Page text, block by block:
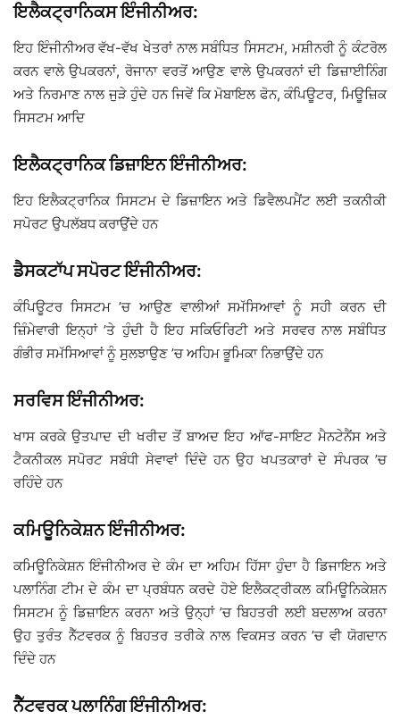
ਇਲੈਕਟ੍ਰਾਨਿਕਸ ਇੰਜੀਨੀਅਰ:
ਇਹ ਇੰਜੀਨੀਅਰ ਵੱਖ-ਵੱਖ ਖੇਤਰਾਂ ਨਾਲ ਸਬੰਧਿਤ ਸਿਸਟਮ, ਮਸ਼ੀਨਰੀ ਨੂੰ ਕੰਟਰੋਲ
ਕਰਨ ਵਾਲੇ ਉਪਕਰਨਾਂ, ਰੋਜਾਨਾ ਵਰਤੋਂ ਆਉਣ ਵਾਲੇ ਉਪਕਰਨਾਂ ਦੀ ਡਿਜ਼ਾਈਨਿੰਗ
ਅਤੇ ਨਿਰਮਾਣ ਨਾਲ ਜੁੜੇ ਹੁੰਦੇ ਹਨ ਜਿਵੇਂ ਕਿ ਮੋਬਾਇਲ ਫੋਨ, ਕੰਪਿਊਟਰ, ਮਿਊਜ਼ਿਕ
ਸਿਸਟਮ ਆਦਿ
ਇਲੈਕਟ੍ਰਾਨਿਕ ਡਿਜ਼ਾਇਨ ਇੰਜੀਨੀਅਰ:
ਇਹ ਇਲੈਕਟ੍ਰਾਨਿਕ ਸਿਸਟਮ ਦੇ ਡਿਜ਼ਾਇਨ ਅਤੇ ਡਿਵੈਲਪਮੈਂਟ ਲਈ ਤਕਨੀਕੀ
ਸਪੋਰਟ ਉਪਲੱਬਧ ਕਰਾਉਂਦੇ ਹਨ
ਡੈਸਕਟਾੱਪ ਸਪੋਰਟ ਇੰਜੀਨੀਅਰ:
ਕੰਪਿਊਟਰ ਸਿਸਟਮ ’ਚ ਆਉਣ ਵਾਲੀਆਂ ਸਮੱਸਿਆਵਾਂ ਨੂੰ ਸਹੀ ਕਰਨ ਦੀ
ਜ਼ਿੰਮੇਵਾਰੀ ਇਨ੍ਹਾਂ ’ਤੇ ਹੁੰਦੀ ਹੈ ਇਹ ਸਕਿਓਰਿਟੀ ਅਤੇ ਸਰਵਰ ਨਾਲ ਸਬੰਧਿਤ
ਗੰਭੀਰ ਸਮੱਸਿਆਵਾਂ ਨੂੰ ਸੁਲਝਾਉਣ ’ਚ ਅਹਿਮ ਭੂਮਿਕਾ ਨਿਭਾਉਂਦੇ ਹਨ
ਸਰਵਿਸ ਇੰਜੀਨੀਅਰ:
ਖਾਸ ਕਰਕੇ ਉਤਪਾਦ ਦੀ ਖਰੀਦ ਤੋਂ ਬਾਅਦ ਇਹ ਆੱਫ-ਸਾਇਟ ਮੈਨਟੇਨੈਂਸ ਅਤੇ
ਟੈਕਨੀਕਲ ਸਪੋਰਟ ਸਬੰਧੀ ਸੇਵਾਵਾਂ ਦਿੰਦੇ ਹਨ ਉਹ ਖਪਤਕਾਰਾਂ ਦੇ ਸੰਪਰਕ ’ਚ
ਰਹਿੰਦੇ ਹਨ
ਕਮਿਊਨਿਕੇਸ਼ਨ ਇੰਜੀਨੀਅਰ:
ਕਮਿਊਨਿਕੇਸ਼ਨ ਇੰਜੀਨੀਅਰ ਦੇ ਕੰਮ ਦਾ ਅਹਿਮ ਹਿੱਸਾ ਹੁੰਦਾ ਹੈ ਡਿਜਾਇਨ ਅਤੇ
ਪਲਾਨਿੰਗ ਟੀਮ ਦੇ ਕੰਮ ਦਾ ਪ੍ਰਬੰਧਨ ਕਰਦੇ ਹੋਏ ਇਲੈਕਟ੍ਰੀਕਲ ਕਮਿਊਨਿਕੇਸ਼ਨ
ਸਿਸਟਮ ਨੂੰ ਡਿਜ਼ਾਇਨ ਕਰਨਾ ਅਤੇ ਉਨ੍ਹਾਂ ’ਚ ਬਿਹਤਰੀ ਲਈ ਬਦਲਾਅ ਕਰਨਾ
ਉਹ ਤੁਰੰਤ ਨੈੱਟਵਰਕ ਨੂੰ ਬਿਹਤਰ ਤਰੀਕੇ ਨਾਲ ਵਿਕਸਤ ਕਰਨ ’ਚ ਵੀ ਯੋਗਦਾਨ
ਦਿੰਦੇ ਹਨ
ਨੈੈੱਟਵਰਕ ਪਲਾਨਿੰਗ ਇੰਜੀਨੀਅਰ: